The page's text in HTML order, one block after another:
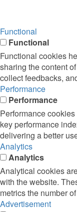
Functional
Functional
Functional cookies
sharing the content
collect feedbacks,
Performance
Performance
Performance
key performance
delivering a better
Analytics
Analytics
Analytical cookies
with the website.
metrics the number
Advertisement